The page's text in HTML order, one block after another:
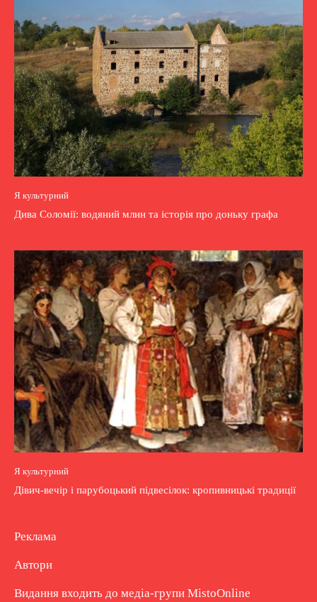
Я культурний
Дива Соломії: водяний млин та історія про доньку графа
Я культурний
Дівич-вечір і парубоцький підвесілок: кропивницькі традиції
Реклама
Автори
Видання входить до медіа-групи MistoOnline